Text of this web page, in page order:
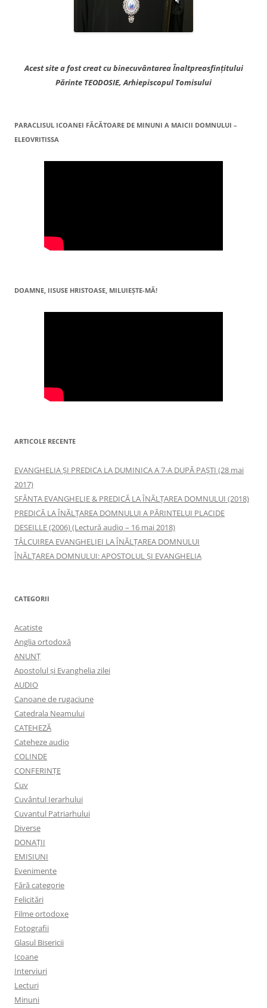
Acest site a fost creat cu binecuvântarea Înaltpreasfințitului
Părinte TEODOSIE, Arhiepiscopul Tomisului
PARACLISUL ICOANEI FĂCĂTOARE DE MINUNI A MAICII DOMNULUI –
ELEOVRITISSA
DOAMNE, IISUSE HRISTOASE, MILUIEŞTE-MĂ!
ARTICOLE RECENTE
EVANGHELIA ȘI PREDICA LA DUMINICA A 7-A DUPĂ PAȘTI (28 mai
2017)
SFÂNTA EVANGHELIE & PREDICĂ LA ÎNĂLŢAREA DOMNULUI (2018)
PREDICĂ LA ÎNĂLŢAREA DOMNULUI A PĂRINTELUI PLACIDE
DESEILLE (2006) (Lectură audio – 16 mai 2018)
TÂLCUIREA EVANGHELIEI LA ÎNĂLŢAREA DOMNULUI
ÎNĂLŢAREA DOMNULUI: APOSTOLUL ȘI EVANGHELIA
CATEGORII
Acatiste
Anglia ortodoxă
ANUNŢ
Apostolul şi Evanghelia zilei
AUDIO
Canoane de rugaciune
Catedrala Neamului
CATEHEZĂ
Cateheze audio
COLINDE
CONFERINȚE
Cuv
Cuvântul Ierarhului
Cuvantul Patriarhului
Diverse
DONAȚII
EMISIUNI
Evenimente
Fără categorie
Felicitări
Filme ortodoxe
Fotografii
Glasul Bisericii
Icoane
Interviuri
Lecturi
Minuni